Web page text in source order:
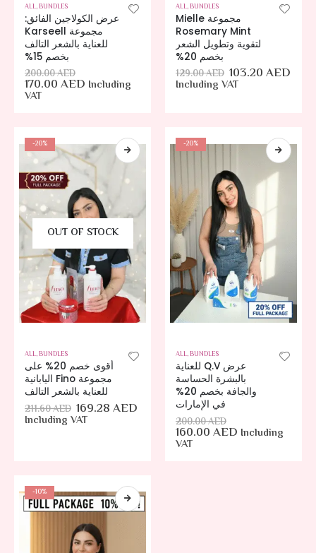
ALL,BUNDLES
عرض الكولاجين الفائق:
مجموعة Karseell
للعناية بالشعر التالف
بخصم 15%
200.00AED
170.00AED Including
VAT
ALL,BUNDLES
مجموعة Mielle
Rosemary Mint
لتقوية وتطويل الشعر
بخصم 20%
129.00AED 103.20AED
Including VAT
-20%
OUT OF STOCK
ALL,BUNDLES
أقوى خصم 20% على
مجموعة Fino اليابانية
للعناية بالشعر التالف
211.60AED 169.28AED
Including VAT
-20%
ALL,BUNDLES
عرض Q.V للعناية
بالبشرة الحساسة
والجافة بخصم 20%
في الإمارات
200.00AED
160.00AED Including
VAT
-10%